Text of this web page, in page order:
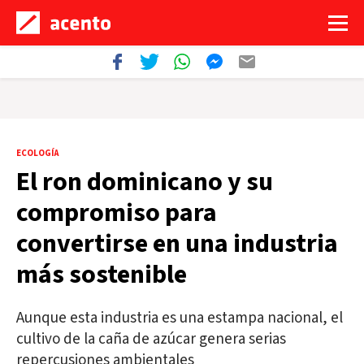
ECOLOGÍA
El ron dominicano y su
compromiso para
convertirse en una industria
más sostenible
Aunque esta industria es una estampa nacional, el
cultivo de la caña de azúcar genera serias